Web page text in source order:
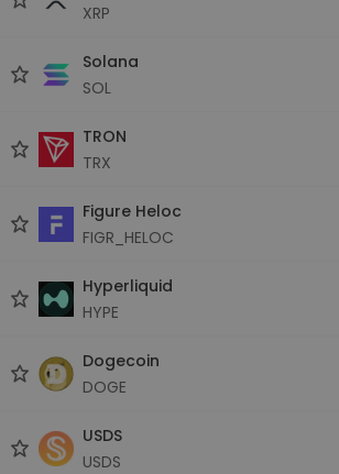
XRP
Solana
SOL
TRON
TRX
Figure Heloc
FIGR_HELOC
Hyperliquid
HYPE
Dogecoin
DOGE
USDS
USDS